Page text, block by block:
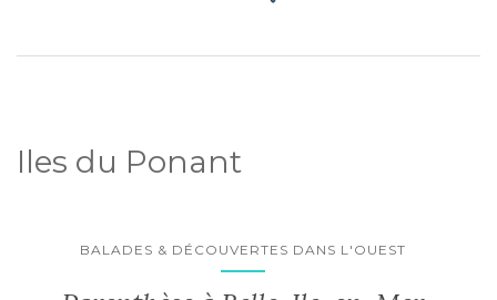
Iles du Ponant
BALADES & DÉCOUVERTES DANS L'OUEST